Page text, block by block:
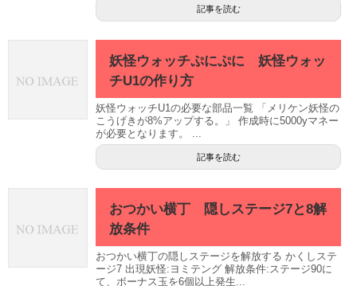
記事を読む
妖怪ウォッチぷにぷに 妖怪ウォッ
チU1の作り方
妖怪ウォッチU1の必要な部品一覧 「メリケン妖怪の
こうげきが8%アップする。」 作成時に5000yマネー
が必要となります。 ...
記事を読む
おつかい横丁 隠しステージ7と8解
放条件
おつかい横丁の隠しステージを解放する かくしステ
ージ7 出現妖怪:ヨミテング 解放条件:ステージ90に
て、ボーナス玉を6個以上発生...